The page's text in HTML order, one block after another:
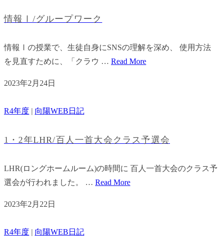
情報Ⅰ/グループワーク
情報Ⅰの授業で、生徒自身にSNSの理解を深め、 使用方法
を見直すために、「クラウ … Read More
2023年2月24日
R4年度 | 向陽WEB日記
1・2年LHR/百人一首大会クラス予選会
LHR(ロングホームルーム)の時間に 百人一首大会のクラス予
選会が行われました。 … Read More
2023年2月22日
R4年度 | 向陽WEB日記